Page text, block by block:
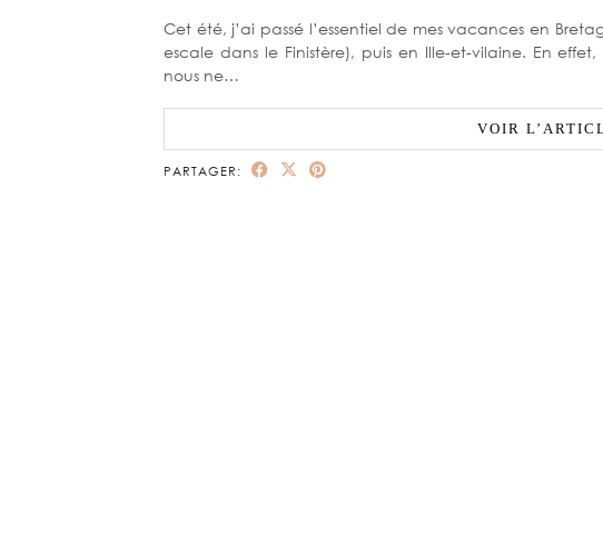
Cet été, j’ai passé l’essentiel de mes vacances en
escale dans le Finistère), puis en Ille-et-vilaine. En
nous ne…
VOIR
PARTAGER: